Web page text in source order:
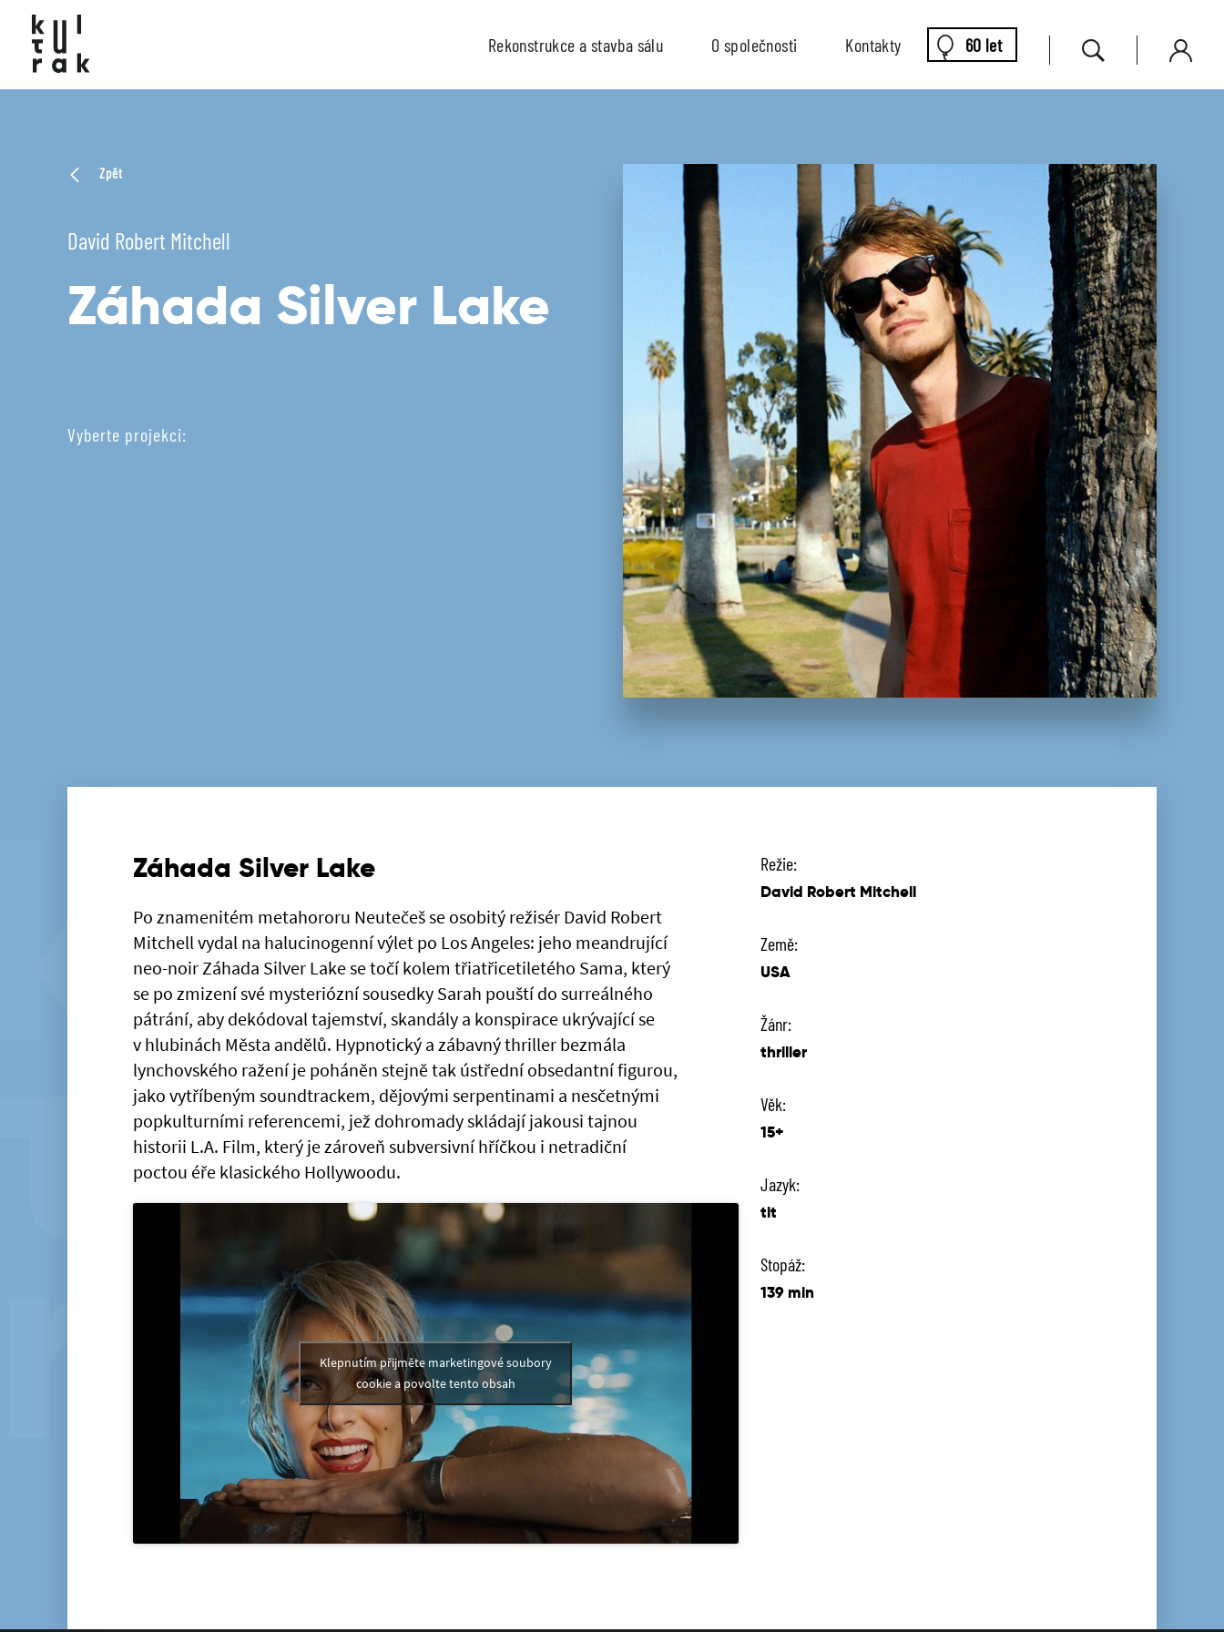
Rekonstrukce a stavba sálu O společnosti Kontakty 60 let
Zpět
David Robert Mitchell
Záhada Silver Lake
Vyberte projekci:
Záhada Silver Lake
Po znamenitém metahororu Neutečeš se osobitý režisér David Robert
Mitchell vydal na halucinogenní výlet po Los Angeles: jeho meandrující
neo-noir Záhada Silver Lake se točí kolem třiatřicetiletého Sama, který
se po zmizení své mysteriózní sousedky Sarah pouští do surreálného
pátrání, aby dekódoval tajemství, skandály a konspirace ukrývající se
v hlubinách Města andělů. Hypnotický a zábavný thriller bezmála
lynchovského ražení je poháněn stejně tak ústřední obsedantní figurou,
jako vytříbeným soundtrackem, dějovými serpentinami a nesčetnými
popkulturními referencemi, jež dohromady skládají jakousi tajnou
historii L.A. Film, který je zároveň subversivní hříčkou i netradiční
poctou éře klasického Hollywoodu.
Klepnutím přijměte marketingové soubory
cookie a povolte tento obsah
Režie:
David Robert Mitchell
Země:
USA
Žánr:
thriller
Věk:
15+
Jazyk:
tit
Stopáž:
139 min